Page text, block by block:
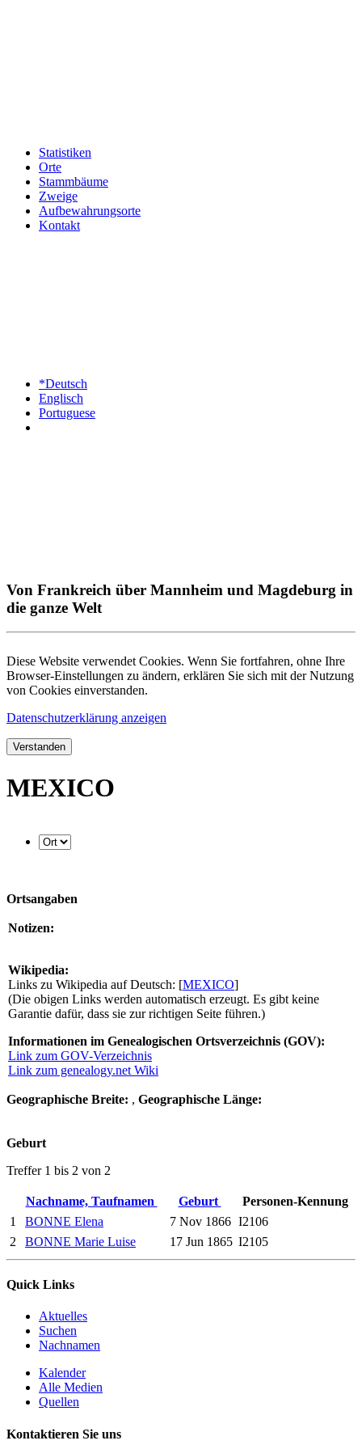
Statistiken
Orte
Stammbäume
Zweige
Aufbewahrungsorte
Kontakt
*Deutsch
Englisch
Portuguese
Von Frankreich über Mannheim und Magdeburg in
die ganze Welt
Diese Website verwendet Cookies. Wenn Sie fortfahren, ohne Ihre
Browser-Einstellungen zu ändern, erklären Sie sich mit der Nutzung
von Cookies einverstanden.
Datenschutzerklärung anzeigen
Verstanden
MEXICO
Ortsangaben
Notizen:
Wikipedia:
Links zu Wikipedia auf Deutsch: [MEXICO]
(Die obigen Links werden automatisch erzeugt. Es gibt keine
Garantie dafür, dass sie zur richtigen Seite führen.)
Informationen im Genealogischen Ortsverzeichnis (GOV):
Link zum GOV-Verzeichnis
Link zum genealogy.net Wiki
Geographische Breite: , Geographische Länge:
Geburt
Treffer 1 bis 2 von 2
Nachname, Taufnamen Geburt
Personen-Kennung
1
BONNE Elena 7 Nov 1866 I2106
2
BONNE Marie Luise 17 Jun 1865 I2105
Quick Links
Aktuelles
Suchen
Nachnamen
Kalender
Alle Medien
Quellen
Kontaktieren Sie uns